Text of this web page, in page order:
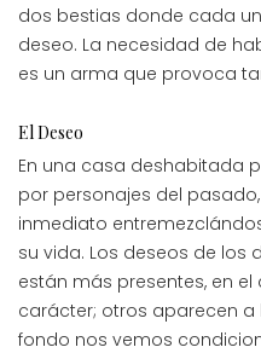
dos bestias donde cada
deseo. La necesidad de
es un arma que provoca
El Deseo
En una casa deshabitada
por personajes del
inmediato
su vida. Los deseos de los
están más presentes, en
carácter; otros aparecen a
fondo nos vemos